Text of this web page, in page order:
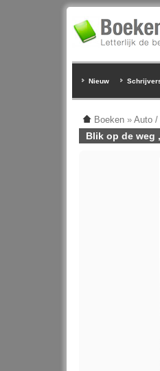
Nieuw
Boeken » Auto /
Blik op de weg